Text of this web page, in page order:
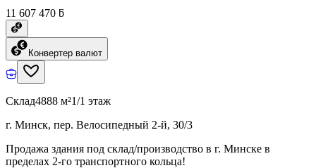
11 607 470 ƃ
Конвертер валют
Склад4888 м²1/1 этаж
г. Минск, пер. Велосипедный 2-й, 30/3
Продажа здания под склад/производство в г. Минске в
пределах 2-го транспортного кольца!